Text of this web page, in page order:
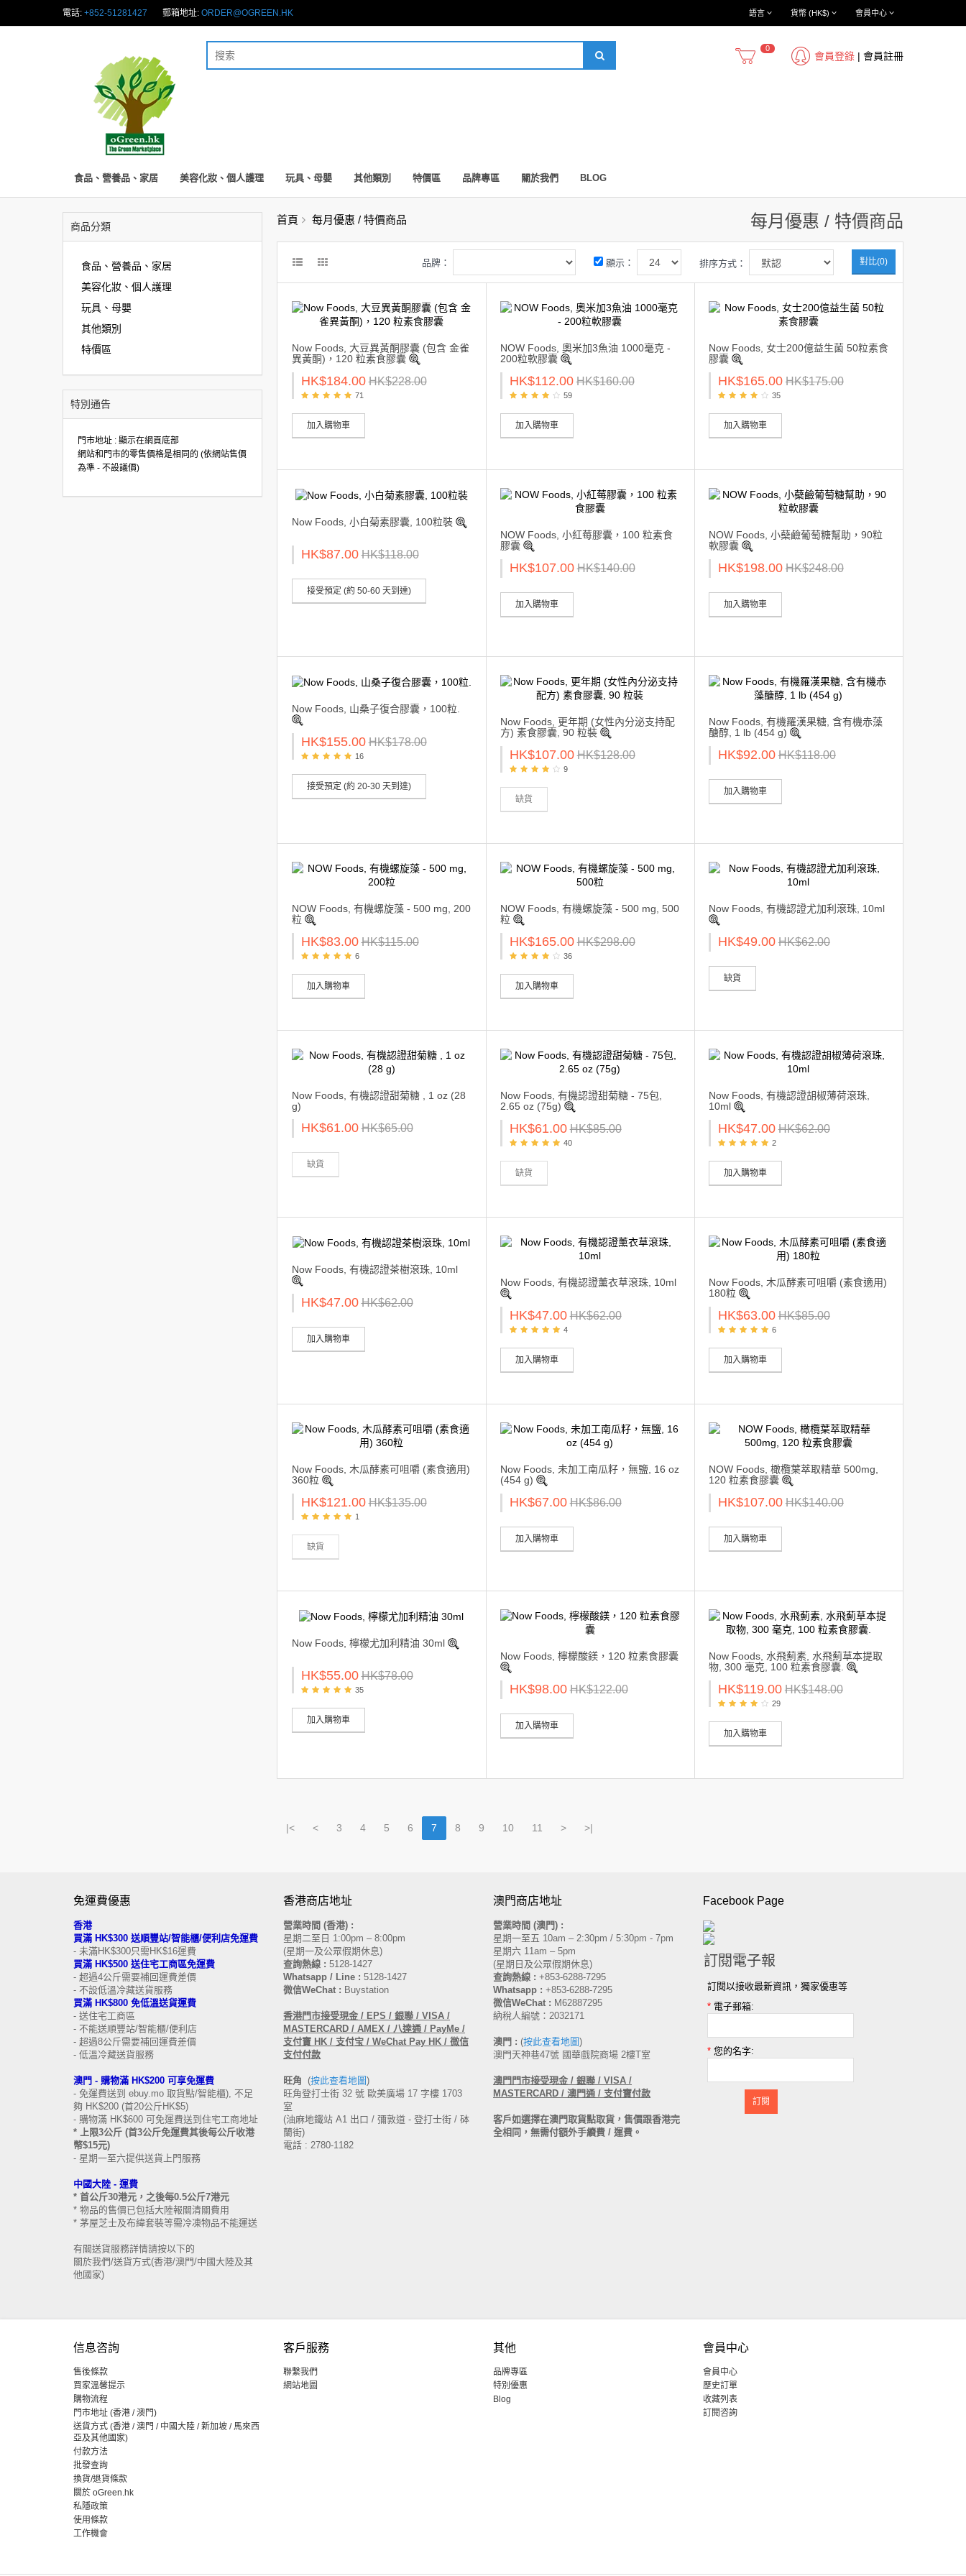
電話: +852-51281427 郵箱地址: ORDER@OGREEN.HK 會員中心
貨幣 (HK$)
語言
會員登錄 | 會員註冊
0
食品、營養品、家居 美容化妝、個人護理 玩具、母嬰 其他類別 特價區 品牌專區 關於我們 BLOG
商品分類
食品、營養品、家居
美容化妝、個人護理
玩具、母嬰
其他類別
特價區
特別通告
門市地址 : 顯示在網頁底部
網站和門市的零售價格是相同的 (依網站售價
為準 - 不設議價)
首頁 每月優惠 / 特價商品 每月優惠 / 特價商品
對比(0)
排序方式：
顯示：
品牌：
Now Foods, 大豆異黃酮膠囊 (包含 金雀
異黃酮)，120 粒素食膠囊
HK$184.00 HK$228.00
71
加入購物車
NOW Foods, 奧米加3魚油 1000毫克 -
200粒軟膠囊
HK$112.00 HK$160.00
59
加入購物車
Now Foods, 女士200億益生菌 50粒素食
膠囊
HK$165.00 HK$175.00
35
加入購物車
Now Foods, 小白菊素膠囊, 100粒裝
HK$87.00 HK$118.00
接受預定 (約 50-60 天到達)
NOW Foods, 小紅莓膠囊，100 粒素食
膠囊
HK$107.00 HK$140.00
加入購物車
NOW Foods, 小蘗鹼葡萄糖幫助，90粒
軟膠囊
HK$198.00 HK$248.00
加入購物車
Now Foods, 山桑子復合膠囊，100粒.
HK$155.00 HK$178.00
16
接受預定 (約 20-30 天到達)
Now Foods, 更年期 (女性內分泌支持配
方) 素食膠囊, 90 粒裝
HK$107.00 HK$128.00
9
缺貨
Now Foods, 有機羅漢果糖, 含有機赤藻
醣醇, 1 lb (454 g)
HK$92.00 HK$118.00
加入購物車
NOW Foods, 有機螺旋藻 - 500 mg, 200
粒
HK$83.00 HK$115.00
6
加入購物車
NOW Foods, 有機螺旋藻 - 500 mg, 500
粒
HK$165.00 HK$298.00
36
加入購物車
Now Foods, 有機認證尤加利滾珠, 10ml
HK$49.00 HK$62.00
缺貨
Now Foods, 有機認證甜菊糖 , 1 oz (28
g)
HK$61.00 HK$65.00
缺貨
Now Foods, 有機認證甜菊糖 - 75包,
2.65 oz (75g)
HK$61.00 HK$85.00
40
缺貨
Now Foods, 有機認證胡椒薄荷滾珠,
10ml
HK$47.00 HK$62.00
2
加入購物車
Now Foods, 有機認證茶樹滾珠, 10ml
HK$47.00 HK$62.00
加入購物車
Now Foods, 有機認證薰衣草滾珠, 10ml
HK$47.00 HK$62.00
4
加入購物車
Now Foods, 木瓜酵素可咀嚼 (素食適用)
180粒
HK$63.00 HK$85.00
6
加入購物車
Now Foods, 木瓜酵素可咀嚼 (素食適用)
360粒
HK$121.00 HK$135.00
1
缺貨
Now Foods, 未加工南瓜籽，無鹽, 16 oz
(454 g)
HK$67.00 HK$86.00
加入購物車
NOW Foods, 橄欖葉萃取精華 500mg,
120 粒素食膠囊
HK$107.00 HK$140.00
加入購物車
Now Foods, 檸檬尤加利精油 30ml
HK$55.00 HK$78.00
35
加入購物車
Now Foods, 檸檬酸鎂，120 粒素食膠囊
HK$98.00 HK$122.00
加入購物車
Now Foods, 水飛薊素, 水飛薊草本提取
物, 300 毫克, 100 粒素食膠囊.
HK$119.00 HK$148.00
29
加入購物車
|< < 3 4 5 6 7 8 9 10 11 > >|
免運費優惠
香港
買滿 HK$300 送順豐站/智能櫃/便利店免運費
- 未滿HK$300只需HK$16運費
買滿 HK$500 送住宅工商區免運費
- 超過4公斤需要補回運費差價
- 不設低溫冷藏送貨服務
買滿 HK$800 免低溫送貨運費
- 送住宅工商區
- 不能送順豐站/智能櫃/便利店
- 超過8公斤需要補回運費差價
- 低溫冷藏送貨服務
澳門 - 購物滿 HK$200 可享免運費
- 免運費送到 ebuy.mo 取貨點/智能櫃), 不足
夠 HK$200 (首20公斤HK$5)
- 購物滿 HK$600 可免運費送到住宅工商地址
* 上限3公斤 (首3公斤免運費其後每公斤收港
幣$15元)
- 星期一至六提供送貨上門服務
中國大陸 - 運費
* 首公斤30港元，之後每0.5公斤7港元
* 物品的售價已包括大陸報關清關費用
* 茅屋芝士及布緯套裝等需冷凍物品不能運送
有關送貨服務詳情請按以下的
關於我們/送貨方式(香港/澳門/中國大陸及其
他國家)
香港商店地址
營業時間 (香港) :
星期二至日 1:00pm – 8:00pm
(星期一及公眾假期休息)
查詢熱線 : 5128-1427
Whatsapp / Line : 5128-1427
微信WeChat : Buystation
香港門市接受現金 / EPS / 銀聯 / VISA /
MASTERCARD / AMEX / 八達通 / PayMe /
支付寶 HK / 支付宝 / WeChat Pay HK / 微信
支付付款
旺角 (按此查看地圖)
旺角登打士街 32 號 歐美廣場 17 字樓 1703
室
(油麻地鐵站 A1 出口 / 彌敦道 - 登打士街 / 砵
蘭街)
電話 : 2780-1182
澳門商店地址
營業時間 (澳門) :
星期一至五 10am – 2:30pm / 5:30pm - 7pm
星期六 11am – 5pm
(星期日及公眾假期休息)
查詢熱線 : +853-6288-7295
Whatsapp : +853-6288-7295
微信WeChat : M62887295
納稅人編號：2032171
澳門 : (按此查看地圖)
澳門天神巷47號 國華戲院商場 2樓T室
澳門 門市接受現金 / 銀聯 / VISA /
MASTERCARD / 澳門通 / 支付寶付款
客戶如選擇在澳門取貨點取貨，售價跟香港完
全相同，無需付額外手續費 / 運費。
Facebook Page
訂閱電子報
訂閱以接收最新資訊，獨家優惠等
* 電子郵箱:
* 您的名字:
訂閱
信息咨詢
售後條款
買家溫馨提示
購物流程
門市地址 (香港 / 澳門)
送貨方式 (香港 / 澳門 / 中國大陸 / 新加坡 / 馬來西
亞及其他國家)
付款方法
批發查詢
換貨/退貨條款
關於 oGreen.hk
私隱政策
使用條款
工作機會
客戶服務
聯繫我們
網站地圖
其他
品牌專區
特別優惠
Blog
會員中心
會員中心
歷史訂單
收藏列表
訂閱咨詢